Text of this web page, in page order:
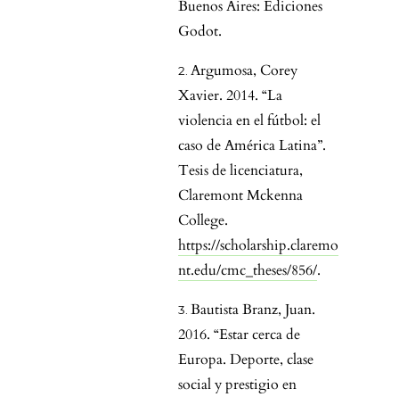
Buenos Aires: Ediciones
Godot.
Argumosa, Corey
Xavier. 2014. “La
violencia en el fútbol: el
caso de América Latina”.
Tesis de licenciatura,
Claremont Mckenna
College.
https://scholarship.claremo
nt.edu/cmc_theses/856/.
Bautista Branz, Juan.
2016. “Estar cerca de
Europa. Deporte, clase
social y prestigio en